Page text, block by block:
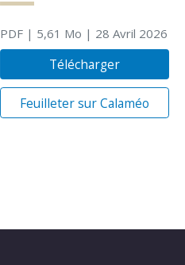
PDF| 5,61 Mo | 28 Avril 2026
Télécharger
Feuilleter sur Calaméo